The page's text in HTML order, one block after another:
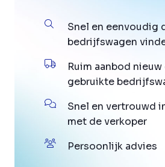
Snel en eenvoudig
bedrijfswagen
Ruim aanbod nieuw
gebruikte
Snel en vertrouwd
met de verkoper
Persoonlijk advies